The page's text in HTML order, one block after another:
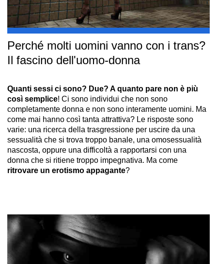
Perché molti uomini vanno con i trans?
Il fascino dell'uomo-donna
Quanti sessi ci sono? Due? A quanto pare non è più
così semplice! Ci sono individui che non sono
completamente donna e non sono interamente uomini. Ma
come mai hanno così tanta attrattiva? Le risposte sono
varie: una ricerca della trasgressione per uscire da una
sessualità che si trova troppo banale, una omosessualità
nascosta, oppure una difficoltà a rapportarsi con una
donna che si ritiene troppo impegnativa. Ma come
ritrovare un erotismo appagante?